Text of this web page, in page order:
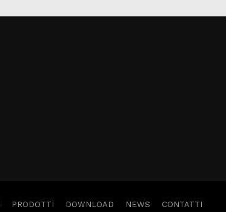
PRODOTTI DOWNLOAD NEWS
CONTATTI